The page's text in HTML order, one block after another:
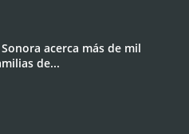
acerca más de mil
de...